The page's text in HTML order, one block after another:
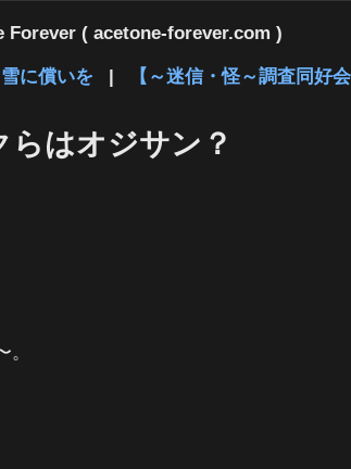
Forever ( acetone-forever.com )
に償いを | 【～迷信・怪～調査同好
はオジサン？